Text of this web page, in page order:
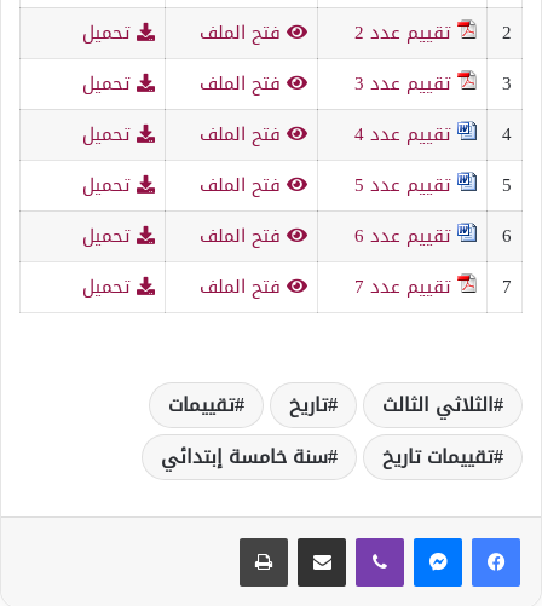
2
تقييم عدد 2 فتح الملف
تحميل
3
تقييم عدد 3 فتح الملف
تحميل
4
تقييم عدد 4 فتح الملف
تحميل
5
تقييم عدد 5 فتح الملف
تحميل
6
تقييم عدد 6 فتح الملف
تحميل
7
تقييم عدد 7 فتح الملف تحميل
الثلاثي الثالث تاريخ
تقييمات
تقييمات تاريخ
سنة خامسة إبتدائي